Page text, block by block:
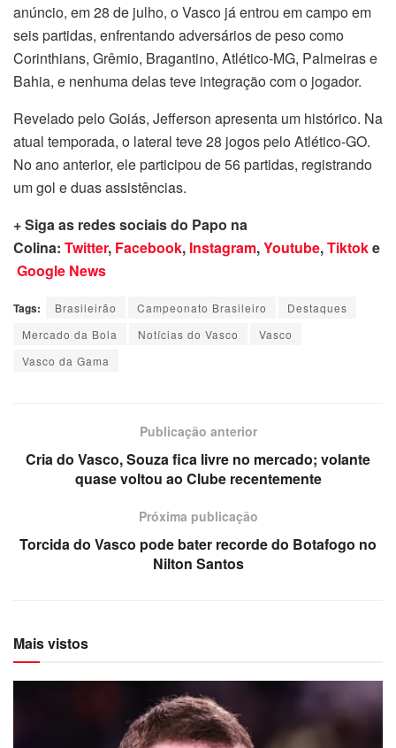
anúncio, em 28 de julho, o Vasco já entrou em campo em
seis partidas, enfrentando adversários de peso como
Corinthians, Grêmio, Bragantino, Atlético-MG, Palmeiras e
Bahia, e nenhuma delas teve integração com o jogador.
Revelado pelo Goiás, Jefferson apresenta um histórico. Na
atual temporada, o lateral teve 28 jogos pelo Atlético-GO.
No ano anterior, ele participou de 56 partidas, registrando
um gol e duas assistências.
+ Siga as redes sociais do Papo na
Colina: Twitter, Facebook, Instagram,Youtube,Tiktoke
Google News
Tags: Brasileirão Campeonato Brasileiro
Destaques
Mercado da Bola
Notícias do Vasco
Vasco
Vasco da Gama
Publicação anterior
Cria do Vasco, Souza fica livre no mercado; volante
quase voltou ao Clube recentemente
Próxima publicação
Torcida do Vasco pode bater recorde do Botafogo no
Nilton Santos
Mais vistos